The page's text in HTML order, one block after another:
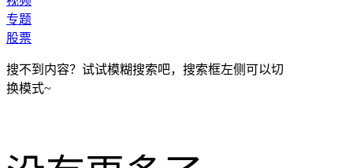
专题
股票
搜不到内容？试试模糊搜索吧，搜索框左侧可以切
换模式~